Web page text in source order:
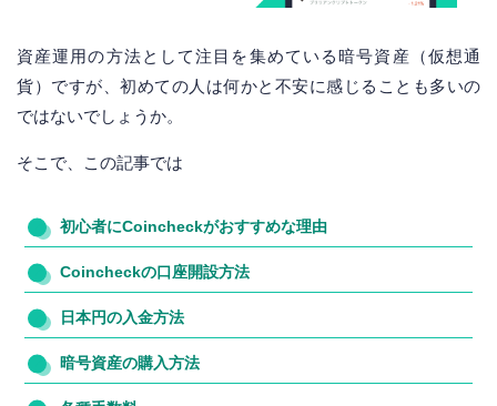
資産運用の方法として注目を集めている暗号資産（仮想通
貨）ですが、初めての人は何かと不安に感じることも多いの
ではないでしょうか。
そこで、この記事では
初心者にCoincheckがおすすめな理由
Coincheckの口座開設方法
日本円の入金方法
暗号資産の購入方法